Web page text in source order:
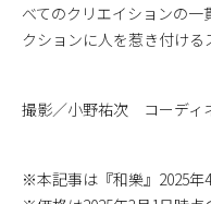
べてのクリエイションの
クションに人を惹き付ける
撮影／小野祐次 コーディ
※本記事は『和樂』2025年